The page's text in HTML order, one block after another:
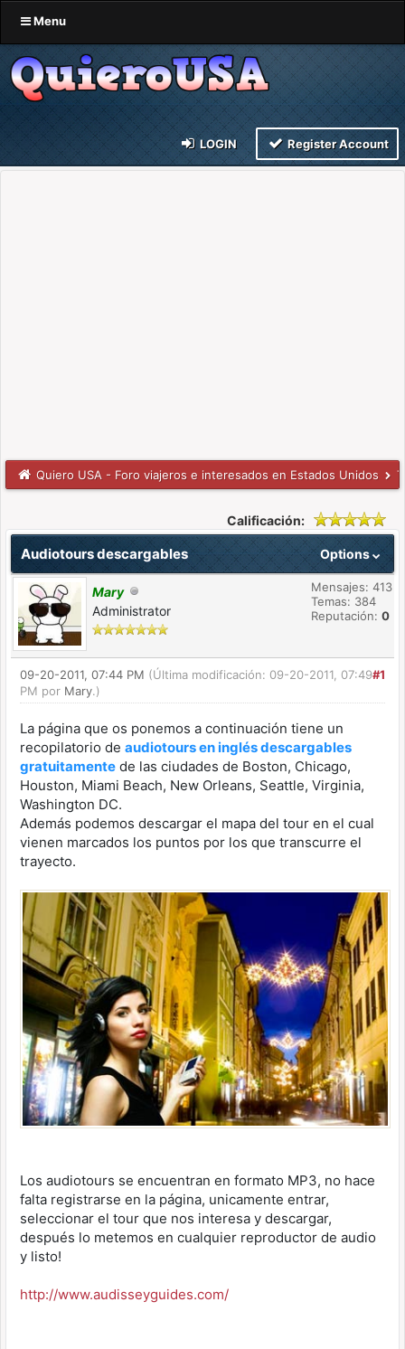
Menu
LOGIN Register Account
Quiero USA - Foro viajeros e interesados en Estados Unidos
Calificación:
Options
Audiotours descargables
Mary
Administrator
Mensajes: 413
Temas: 384
Reputación: 0
#1
09-20-2011, 07:44 PM (Última modificación: 09-20-2011, 07:49
PM por Mary.)
La página que os ponemos a continuación tiene un
recopilatorio de audiotours en inglés descargables
gratuitamente de las ciudades de Boston, Chicago,
Houston, Miami Beach, New Orleans, Seattle, Virginia,
Washington DC.
Además podemos descargar el mapa del tour en el cual
vienen marcados los puntos por los que transcurre el
trayecto.
Los audiotours se encuentran en formato MP3, no hace
falta registrarse en la página, unicamente entrar,
seleccionar el tour que nos interesa y descargar,
después lo metemos en cualquier reproductor de audio
y listo!
http://www.audisseyguides.com/